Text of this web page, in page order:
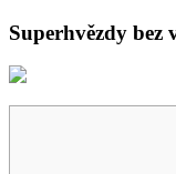
Superhvězdy